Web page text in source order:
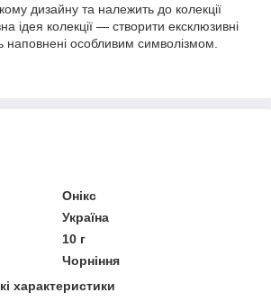
дизайну та належить до колекції
ідея колекції — створити ексклюзивні
наповнені особливим символізмом.
Онікс
Україна
10 г
Чорніння
характеристики